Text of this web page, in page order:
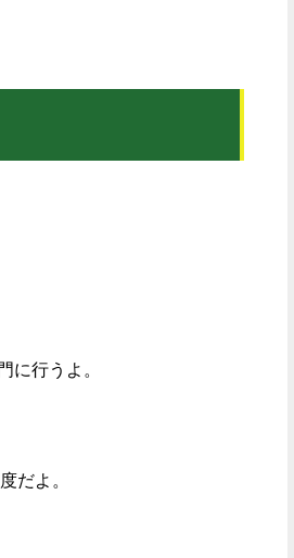
に行うよ。
だよ。